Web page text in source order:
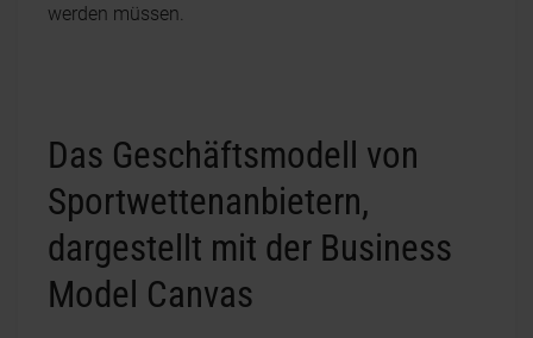
werden müssen.
Das Geschäftsmodell von
Sportwettenanbietern,
dargestellt mit der Business
Model Canvas